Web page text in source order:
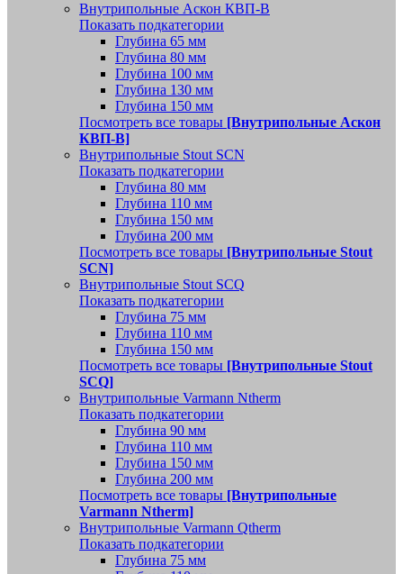
Внутрипольные Аскон КВП-В
Показать подкатегории
Глубина 65 мм
Глубина 80 мм
Глубина 100 мм
Глубина 130 мм
Глубина 150 мм
Посмотреть все товары [Внутрипольные Аскон
КВП-В]
Внутрипольные Stout SCN
Показать подкатегории
Глубина 80 мм
Глубина 110 мм
Глубина 150 мм
Глубина 200 мм
Посмотреть все товары [Внутрипольные Stout
SCN]
Внутрипольные Stout SCQ
Показать подкатегории
Глубина 75 мм
Глубина 110 мм
Глубина 150 мм
Посмотреть все товары [Внутрипольные Stout
SCQ]
Внутрипольные Varmann Ntherm
Показать подкатегории
Глубина 90 мм
Глубина 110 мм
Глубина 150 мм
Глубина 200 мм
Посмотреть все товары [Внутрипольные
Varmann Ntherm]
Внутрипольные Varmann Qtherm
Показать подкатегории
Глубина 75 мм